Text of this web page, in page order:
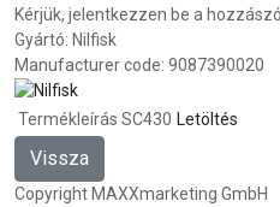
Kérjük, jelentkezzen be a
Gyártó: Nilfisk
Manufacturer code: 9087390020
Termékleírás SC430 Letöltés
Copyright MAXXmarketing GmbH